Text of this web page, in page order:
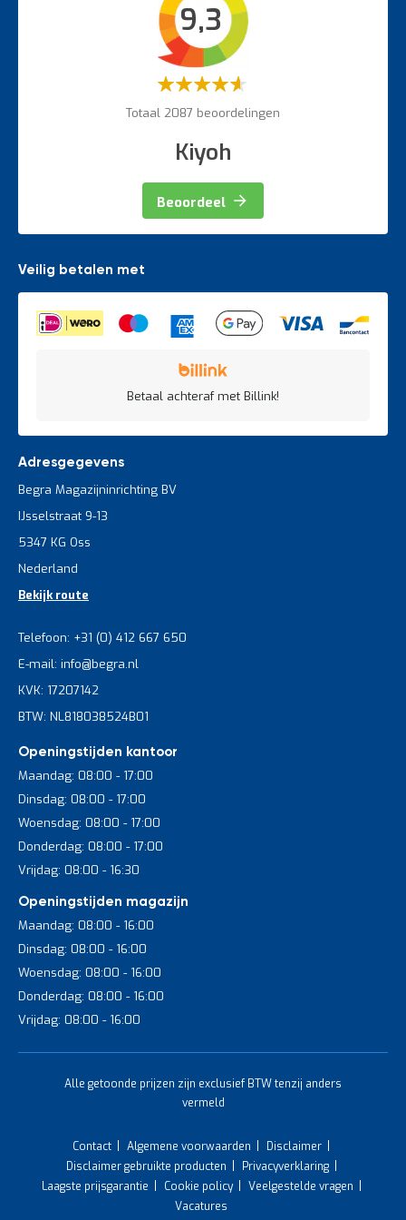
9,3
Waardering:
Totaal 2087 beoordelingen
Kiyoh
Beoordeel
Veilig betalen met
Betaal achteraf met Billink!
Adresgegevens
Begra Magazijninrichting BV
IJsselstraat 9-13
5347 KG Oss
Nederland
Bekijk route
Telefoon: +31 (0) 412 667 650
E-mail: info@begra.nl
KVK: 17207142
BTW: NL818038524B01
Openingstijden kantoor
Maandag: 08:00 - 17:00
Dinsdag: 08:00 - 17:00
Woensdag: 08:00 - 17:00
Donderdag: 08:00 - 17:00
Vrijdag: 08:00 - 16:30
Openingstijden magazijn
Maandag: 08:00 - 16:00
Dinsdag: 08:00 - 16:00
Woensdag: 08:00 - 16:00
Donderdag: 08:00 - 16:00
Vrijdag: 08:00 - 16:00
Alle getoonde prijzen zijn exclusief BTW tenzij anders
vermeld
Contact Algemene voorwaarden
Disclaimer
Disclaimer gebruikte producten
Privacyverklaring
Laagste prijsgarantie
Cookie policy
Veelgestelde vragen
Vacatures